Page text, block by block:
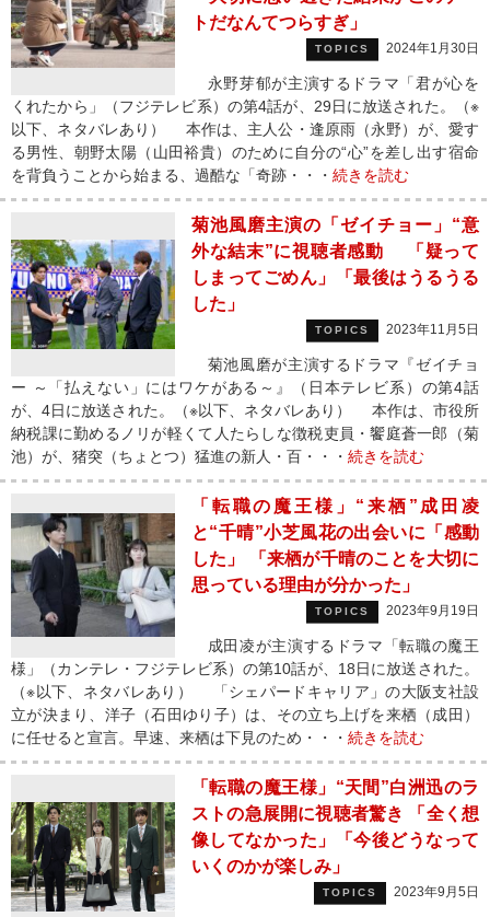
トだなんてつらすぎ」
TOPICS 2024年1月30日
永野芽郁が主演するドラマ「君が心を
くれたから」（フジテレビ系）の第4話が、29日に放送された。（※
以下、ネタバレあり） 本作は、主人公・逢原雨（永野）が、愛す
る男性、朝野太陽（山田裕貴）のために自分の“心”を差し出す宿命
を背負うことから始まる、過酷な「奇跡・・・ 続きを読む
菊池風磨主演の「ゼイチョー」“意
外な結末”に視聴者感動 「疑って
しまってごめん」「最後はうるうる
した」
TOPICS 2023年11月5日
菊池風磨が主演するドラマ『ゼイチョ
ー ～「払えない」にはワケがある～』（日本テレビ系）の第4話
が、4日に放送された。（※以下、ネタバレあり） 本作は、市役所
納税課に勤めるノリが軽くて人たらしな徴税吏員・饗庭蒼一郎（菊
池）が、猪突（ちょとつ）猛進の新人・百・・・ 続きを読む
「転職の魔王様」“来栖”成田凌
と“千晴”小芝風花の出会いに「感動
した」 「来栖が千晴のことを大切に
思っている理由が分かった」
TOPICS 2023年9月19日
成田凌が主演するドラマ「転職の魔王
様」（カンテレ・フジテレビ系）の第10話が、18日に放送された。
（※以下、ネタバレあり） 「シェパードキャリア」の大阪支社設
立が決まり、洋子（石田ゆり子）は、その立ち上げを来栖（成田）
に任せると宣言。早速、来栖は下見のため・・・ 続きを読む
「転職の魔王様」“天間”白洲迅のラ
ストの急展開に視聴者驚き 「全く想
像してなかった」「今後どうなって
いくのかが楽しみ」
TOPICS 2023年9月5日